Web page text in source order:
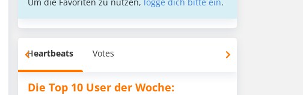
Heartbeats Votes
Die Top 10 User der Woche: